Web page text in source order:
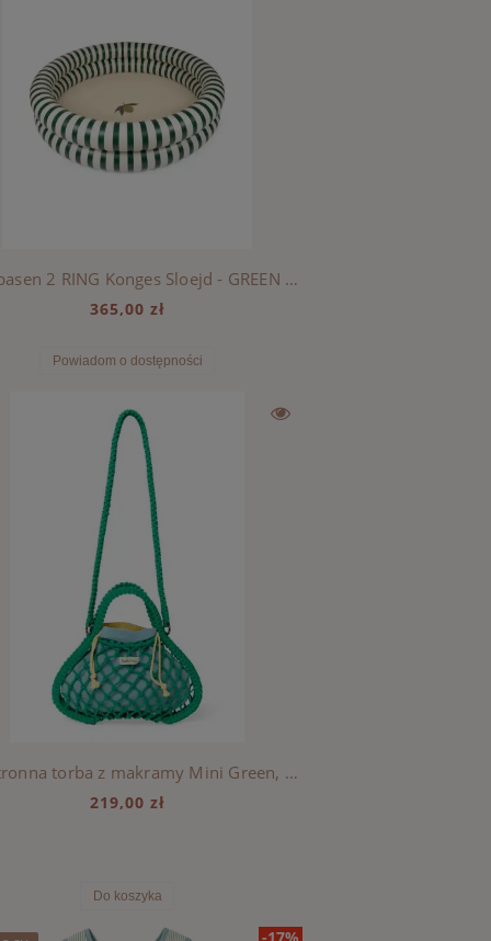
Duży basen 2 RING Konges Sloejd - GREEN STRIPE
365,00 zł
Powiadom o dostępności
Dwustronna torba z makramy Mini Green, Studio Noos - Blue-Yellow
219,00 zł
Do koszyka